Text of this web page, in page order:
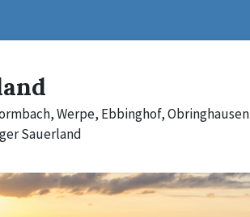
Werpe, Ebbinghof,
Sauerland